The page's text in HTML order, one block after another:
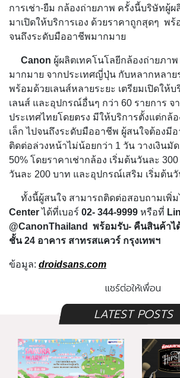
การเช่า-ยืม กล้องถ่ายภาพ ครั้งนี้บริษัทผู้ผ
มาเปิดให้บริการเอง ด้วยราคาถูกสุดๆ พ
จนถึงระดับมืออาชีพมากมาย
Canon ผู้ผลิตเทคโนโลยีกล้องถ่ายภา
มากมาย จากประเทศญี่ปุ่น กับหลากหลา
พร้อมด้วยเลนส์หลายระยะ เตรียมเปิดให้บ
เลนส์ และอุปกรณ์อื่นๆ กว่า 60 รายการ จ
ประเทศไทยโดยตรง มีให้บริการตั้งแต่กล้
เล็ก ไปจนถึงระดับมืออาชีพ ผู้สนใจต้องมีอ
ติดต่อล่วงหน้าไม่น้อยกว่า 1 วัน วางเงินมั
50% โดยราคาเช่ากล้อง เริ่มต้นวันละ
วันละ 200 บาท และอุปกรณ์เสริม เริ่มต้น
ทั้งนี้ผู้สนใจ สามารถติดต่อสอบถามเพิ่ม
Centerได้ที่เบอร์ 02- 344-9999 หรือที่
@CanonThailand พร้อมรับ- คืนสินค้า
ชั้น 24 อาคาร สาทรสแควร์ กรุงเทพฯ
ข้อมูล: droidsans.com
แชร์ต่อให้เพื่อน
LATEST POSTS